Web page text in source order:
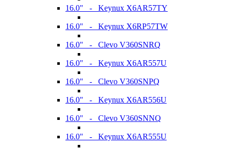
16.0" - Keynux X6AR57TY
16.0" - Keynux X6RP57TW
16.0" - Clevo V360SNRQ
16.0" - Keynux X6AR557U
16.0" - Clevo V360SNPQ
16.0" - Keynux X6AR556U
16.0" - Clevo V360SNNQ
16.0" - Keynux X6AR555U